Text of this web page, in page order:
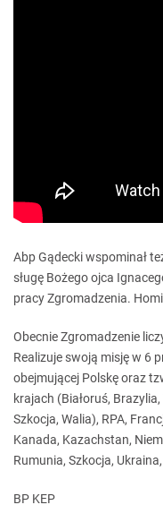
Abp Gądecki wspominał
sługę Bożego ojca
pracy Zgromadzenia.
Obecnie Zgromadzenie
Realizuje swoją misję w 6
obejmującej Polskę oraz
krajach (Białoruś,
Szkocja, Walia), RPA,
Kanada, Kazachstan,
Rumunia, Szkocja, Ukraina,
BP KEP